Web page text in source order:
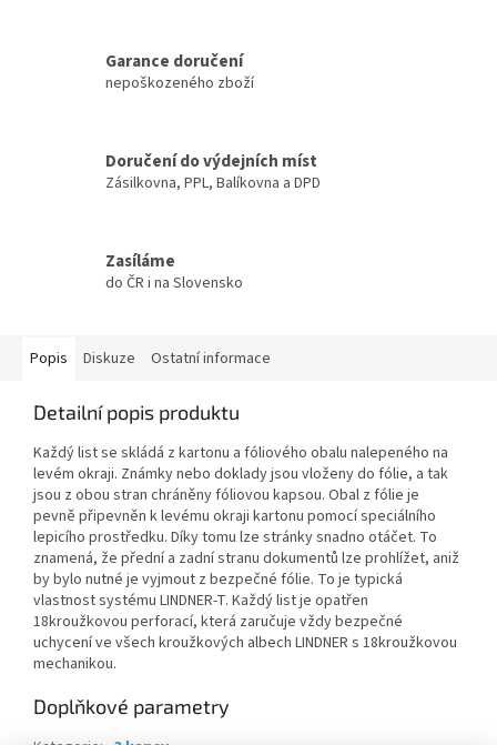
Garance doručení
nepoškozeného zboží
Doručení do výdejních míst
Zásilkovna, PPL, Balíkovna a DPD
Zasíláme
do ČR i na Slovensko
Popis Diskuze Ostatní informace
Detailní popis produktu
Každý list se skládá z kartonu a fóliového obalu nalepeného na
levém okraji. Známky nebo doklady jsou vloženy do fólie, a tak
jsou z obou stran chráněny fóliovou kapsou. Obal z fólie je
pevně připevněn k levému okraji kartonu pomocí speciálního
lepicího prostředku. Díky tomu lze stránky snadno otáčet. To
znamená, že přední a zadní stranu dokumentů lze prohlížet, aniž
by bylo nutné je vyjmout z bezpečné fólie. To je typická
vlastnost systému LINDNER-T. Každý list je opatřen
18kroužkovou perforací, která zaručuje vždy bezpečné
uchycení ve všech kroužkových albech LINDNER s 18kroužkovou
mechanikou.
Doplňkové parametry